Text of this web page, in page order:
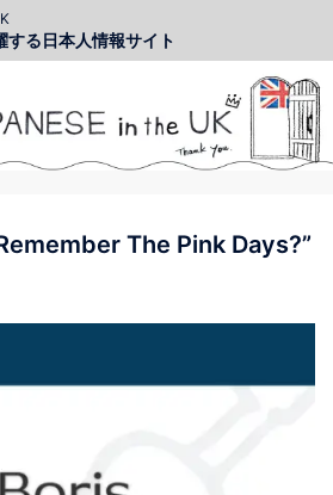
する日本人情報サイト
The Pink Days?”